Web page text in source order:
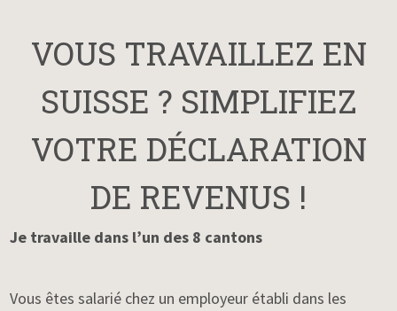
VOUS TRAVAILLEZ EN
SUISSE ? SIMPLIFIEZ
VOTRE DÉCLARATION
DE REVENUS !
Je travaille dans l’un des 8 cantons
Vous êtes salarié chez un employeur établi dans les